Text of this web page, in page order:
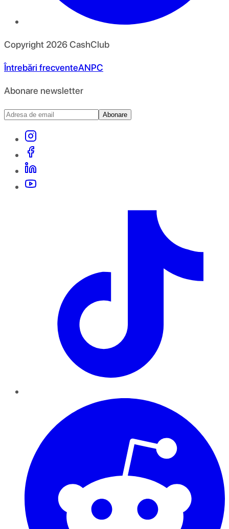
Copyright 2026CashClub
Întrebări frecventeANPC
Abonare newsletter
Abonare